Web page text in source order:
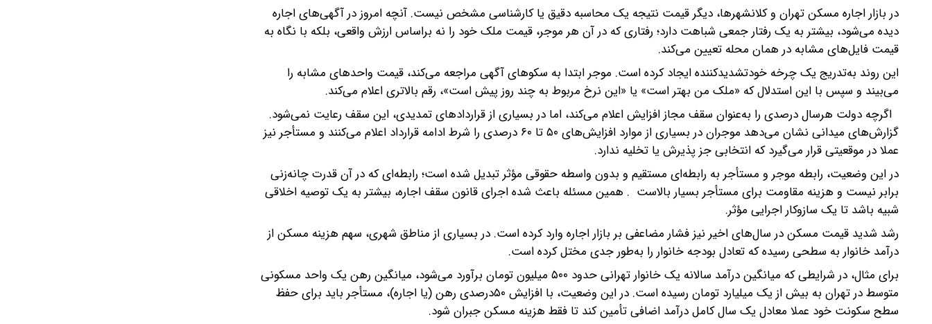
در بازار اجاره مسکن تهران و کلانشهرها، دیگر قیمت نتیجه یک محاسبه دقیق یا کارشناسی مشخص نیست. آنچه امروز در آگهی‌های اجاره
دیده می‌شود، بیشتر به یک رفتار جمعی شباهت دارد؛ رفتاری که در آن هر موجر، قیمت ملک خود را نه براساس ارزش واقعی، بلکه با نگاه به
قیمت فایل‌های مشابه در همان محله تعیین می‌کند.‌
این روند به‌تدریج یک چرخه خودتشدیدکننده ایجاد کرده است. موجر ابتدا به سکوهای آگهی مراجعه می‌کند، قیمت واحدهای مشابه را
می‌بیند و سپس با این استدلال که «ملک من بهتر است» یا «این نرخ مربوط به چند روز پیش است»، رقم بالاتری اعلام می‌کند.
اگرچه دولت هرسال درصدی را به‌عنوان سقف مجاز افزایش اعلام می‌کند، اما در بسیاری از قراردادهای تمدیدی، این سقف رعایت نمی‌شود.
گزارش‌های میدانی نشان می‌دهد موجران در بسیاری از موارد افزایش‌های ۵۰ تا ۶۰ درصدی را شرط ادامه قرارداد اعلام می‌کنند و مستأجر نیز
عملا در موقعیتی قرار می‌گیرد که انتخابی جز پذیرش یا تخلیه ندارد.‌
در این وضعیت، رابطه موجر و مستأجر به رابطه‌ای مستقیم و بدون واسطه حقوقی مؤثر تبدیل شده است؛ رابطه‌ای که در آن قدرت چانه‌زنی
برابر نیست و هزینه مقاومت برای مستأجر بسیار بالاست . همین مسئله باعث شده اجرای قانون سقف اجاره، بیشتر به یک توصیه اخلاقی
شبیه باشد تا یک سازوکار اجرایی مؤثر.
رشد شدید قیمت مسکن در سال‌های اخیر نیز فشار مضاعفی بر بازار اجاره وارد کرده است. در بسیاری از مناطق شهری، سهم هزینه مسکن از
درآمد خانوار به سطحی رسیده که تعادل بودجه خانوار را به‌طور جدی مختل کرده است.‌
برای مثال، در شرایطی که میانگین درآمد سالانه یک خانوار تهرانی حدود ۵۰۰ میلیون تومان برآورد می‌شود، میانگین رهن یک واحد مسکونی
متوسط در تهران به بیش از یک میلیارد تومان رسیده است. در این وضعیت، با افزایش ۵۰درصدی رهن (یا اجاره)، مستأجر باید برای حفظ
سطح سکونت خود عملا معادل یک سال کامل درآمد اضافی تأمین کند تا فقط هزینه مسکن جبران شود.